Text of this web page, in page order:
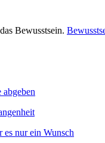
Bewusst­sein.
nur ein Wunsch